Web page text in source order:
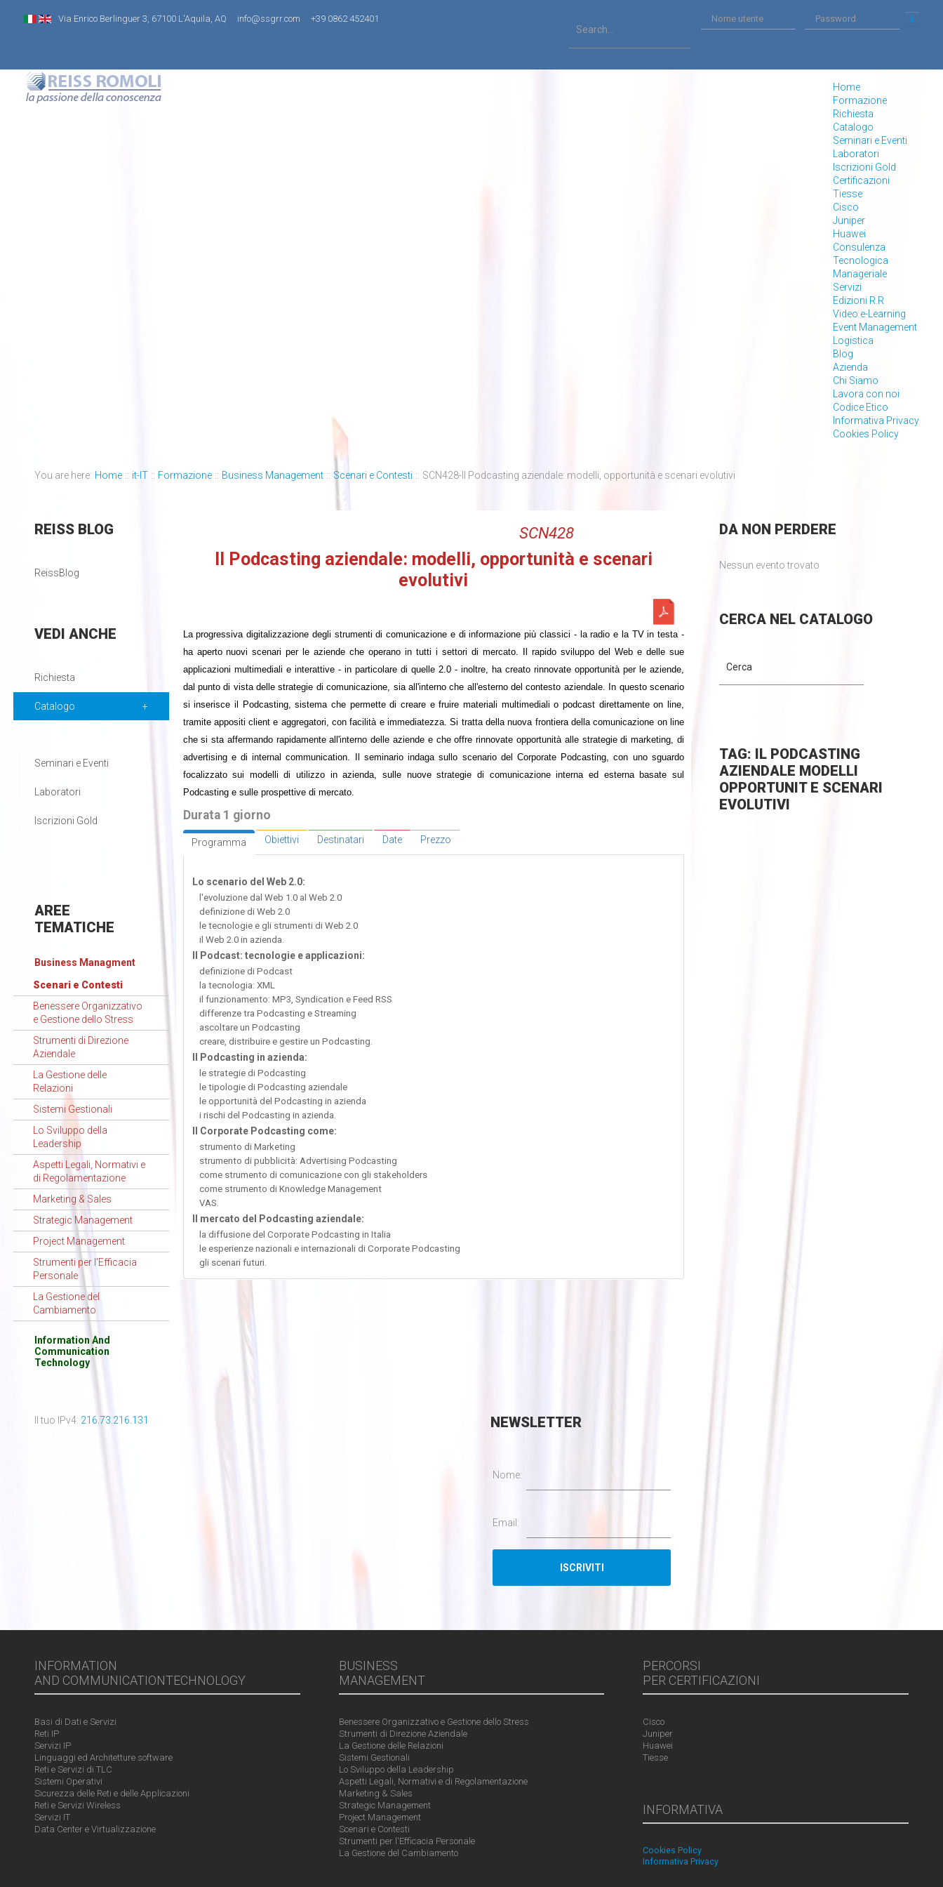
Via Enrico Berlinguer 3, 67100 L'Aquila, AQ info@ssgrr.com +39 0862 452401
Home
Formazione
Richiesta
Catalogo
Seminari e Eventi
Laboratori
Iscrizioni Gold
Certificazioni
Tiesse
Cisco
Juniper
Huawei
Consulenza
Tecnologica
Manageriale
Servizi
Edizioni R.R
Video e-Learning
Event Management
Logistica
Blog
Azienda
Chi Siamo
Lavora con noi
Codice Etico
Informativa Privacy
Cookies Policy
You are here: Home :: it-IT :: Formazione :: Business Management :: Scenari e Contesti :: SCN428-Il Podcasting aziendale: modelli, opportunità e scenari evolutivi
SCN428
Il Podcasting aziendale: modelli, opportunità e scenari
evolutivi
La progressiva digitalizzazione degli strumenti di comunicazione e di informazione più classici - la radio e la TV in testa -
ha aperto nuovi scenari per le aziende che operano in tutti i settori di mercato. Il rapido sviluppo del Web e delle sue
applicazioni multimediali e interattive - in particolare di quelle 2.0 - inoltre, ha creato rinnovate opportunità per le aziende,
dal punto di vista delle strategie di comunicazione, sia all'interno che all'esterno del contesto aziendale. In questo scenario
si inserisce il Podcasting, sistema che permette di creare e fruire materiali multimediali o podcast direttamente on line,
tramite appositi client e aggregatori, con facilità e immediatezza. Si tratta della nuova frontiera della comunicazione on line
che si sta affermando rapidamente all'interno delle aziende e che offre rinnovate opportunità alle strategie di marketing, di
advertising e di internal communication. Il seminario indaga sullo scenario del Corporate Podcasting, con uno sguardo
focalizzato sui modelli di utilizzo in azienda, sulle nuove strategie di comunicazione interna ed esterna basate sul
Podcasting e sulle prospettive di mercato.
Durata 1 giorno
Programma Obiettivi Destinatari Date Prezzo
Lo scenario del Web 2.0:
l'evoluzione dal Web 1.0 al Web 2.0
definizione di Web 2.0
le tecnologie e gli strumenti di Web 2.0
il Web 2.0 in azienda.
Il Podcast: tecnologie e applicazioni:
definizione di Podcast
la tecnologia: XML
il funzionamento: MP3, Syndication e Feed RSS
differenze tra Podcasting e Streaming
ascoltare un Podcasting
creare, distribuire e gestire un Podcasting.
Il Podcasting in azienda:
le strategie di Podcasting
le tipologie di Podcasting aziendale
le opportunità del Podcasting in azienda
i rischi del Podcasting in azienda.
Il Corporate Podcasting come:
strumento di Marketing
strumento di pubblicità: Advertising Podcasting
come strumento di comunicazione con gli stakeholders
come strumento di Knowledge Management
VAS.
Il mercato del Podcasting aziendale:
la diffusione del Corporate Podcasting in Italia
le esperienze nazionali e internazionali di Corporate Podcasting
gli scenari futuri.
REISSBLOG
ReissBlog
VEDI ANCHE
Richiesta
Catalogo
Seminari e Eventi
Laboratori
Iscrizioni Gold
AREE
TEMATICHE
Business Managment
Scenari e Contesti
Benessere Organizzativo
e Gestione dello Stress
Strumenti di Direzione
Aziendale
La Gestione delle
Relazioni
Sistemi Gestionali
Lo Sviluppo della
Leadership
Aspetti Legali, Normativi e
di Regolamentazione
Marketing & Sales
Strategic Management
Project Management
Strumenti per l'Efficacia
Personale
La Gestione del
Cambiamento
Information And
Communication
Technology
DANON PERDERE
Nessun evento trovato
CERCANEL CATALOGO
TAG: IL PODCASTING
AZIENDALE MODELLI
OPPORTUNIT E SCENARI
EVOLUTIVI
Il tuo IPv4: 216.73.216.131 NEWSLETTER
Nome:
Email:
INFORMATION
AND COMMUNICATIONTECHNOLOGY
Basi di Dati e Servizi
Reti IP
Servizi IP
Linguaggi ed Architetture software
Reti e Servizi di TLC
Sistemi Operativi
Sicurezza delle Reti e delle Applicazioni
Reti e Servizi Wireless
Servizi IT
Data Center e Virtualizzazione
BUSINESS
MANAGEMENT
Benessere Organizzativo e Gestione dello Stress
Strumenti di Direzione Aziendale
La Gestione delle Relazioni
Sistemi Gestionali
Lo Sviluppo della Leadership
Aspetti Legali, Normativi e di Regolamentazione
Marketing & Sales
Strategic Management
Project Management
Scenari e Contesti
Strumenti per l'Efficacia Personale
La Gestione del Cambiamento
PERCORSI
PER CERTIFICAZIONI
Cisco
Juniper
Huawei
Tiesse
INFORMATIVA
Cookies Policy
Informativa Privacy